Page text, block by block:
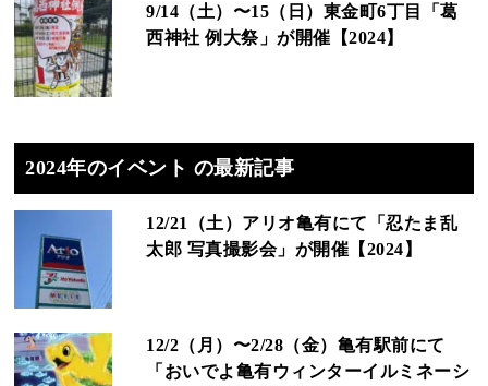
9/14（土）〜15（日）東金町6丁目「葛
西神社 例大祭」が開催【2024】
2024年のイベント の最新記事
12/21（土）アリオ亀有にて「忍たま乱
太郎 写真撮影会」が開催【2024】
12/2（月）〜2/28（金）亀有駅前にて
「おいでよ亀有ウィンターイルミネーシ